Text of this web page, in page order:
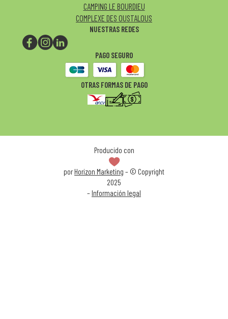
CAMPING LE BOURDIEU
COMPLEXE DES OUSTALOUS
NUESTRAS REDES
PAGO SEGURO
OTRAS FORMAS DE PAGO
Producido con
porHorizon Marketing – © Copyright
2025
–Información legal